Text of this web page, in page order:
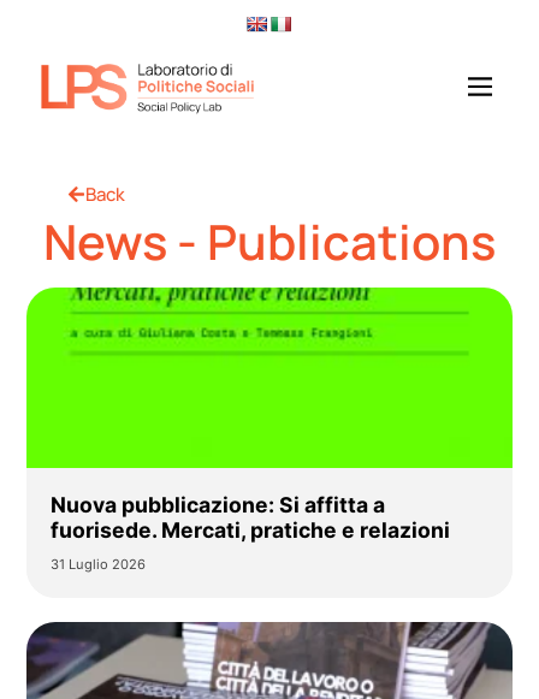
Back
News - Publications
Nuova pubblicazione: Si affitta a
fuorisede. Mercati, pratiche e relazioni
31 Luglio 2026